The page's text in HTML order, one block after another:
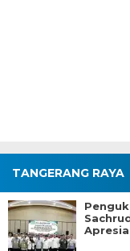
TANGERANG RAYA